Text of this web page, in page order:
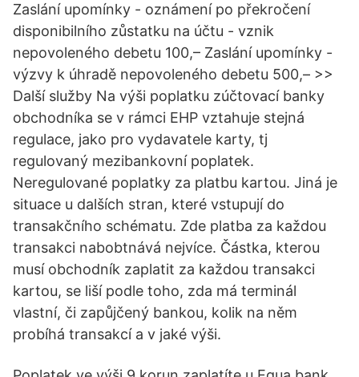
Zaslání upomínky - oznámení po překročení
disponibilního zůstatku na účtu - vznik
nepovoleného debetu 100,– Zaslání upomínky -
výzvy k úhradě nepovoleného debetu 500,– >>
Další služby Na výši poplatku zúčtovací banky
obchodníka se v rámci EHP vztahuje stejná
regulace, jako pro vydavatele karty, tj
regulovaný mezibankovní poplatek.
Neregulované poplatky za platbu kartou. Jiná je
situace u dalších stran, které vstupují do
transakčního schématu. Zde platba za každou
transakci nabobtnává nejvíce. Částka, kterou
musí obchodník zaplatit za každou transakci
kartou, se liší podle toho, zda má terminál
vlastní, či zapůjčený bankou, kolik na něm
probíhá transakcí a v jaké výši.